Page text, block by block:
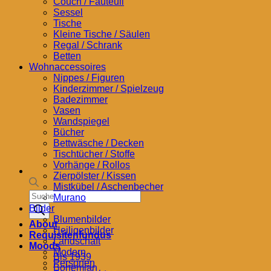
Products
search
About
Requisitenfundus
Moods
Bis 1939
Bohemian
Sessel
Tische
Kleine Tische / Säulen
Regal / Schrank
Betten
Wohnaccessoires
Nippes / Figuren
Kinderzimmer / Spielzeug
Badezimmer
Vasen
Wandspiegel
Bücher
Bettwäsche / Decken
Tischtücher / Stoffe
Vorhänge / Rollos
Zierpölster / Kissen
Mistkübel / Aschenbecher
Murano
Bilder
Blumenbilder
Heiligenbilder
Landschaft
Modern
Personen